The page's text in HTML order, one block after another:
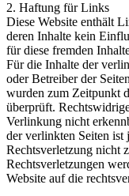
2. Haftung für Links
Diese Website enthält
deren Inhalte kein
für diese fremden
Für die Inhalte der
oder Betreiber der
wurden zum Zeitpunkt
überprüft.
Verlinkung nicht
der verlinkten Seiten ist
Rechtsverletzung nicht
Rechtsverletzungen
Website auf die